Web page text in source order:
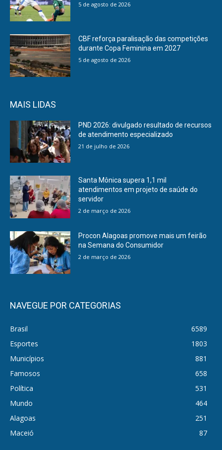
5 de agosto de 2026
CBF reforça paralisação das competições
durante Copa Feminina em 2027
5 de agosto de 2026
MAIS LIDAS
PND 2026: divulgado resultado de recursos
de atendimento especializado
21 de julho de 2026
Santa Mônica supera 1,1 mil
atendimentos em projeto de saúde do
servidor
2 de março de 2026
Procon Alagoas promove mais um feirão
na Semana do Consumidor
2 de março de 2026
NAVEGUE POR CATEGORIAS
Brasil
6589
Esportes
1803
Municípios
881
Famosos
658
Política
531
Mundo
464
Alagoas
251
Maceió
87